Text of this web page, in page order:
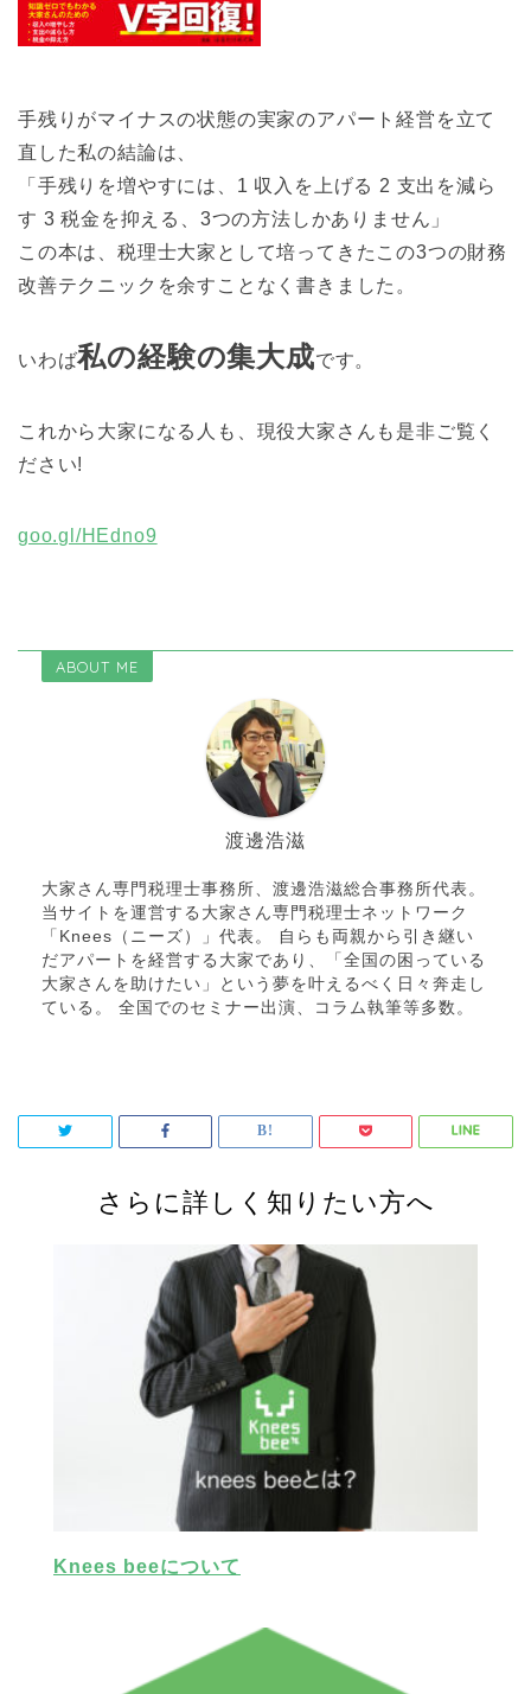
手残りがマイナスの状態の実家のアパート経営を立て
直した私の結論は、
「手残りを増やすには、1 収入を上げる 2 支出を減ら
す 3 税金を抑える、3つの方法しかありません」
この本は、税理士大家として培ってきたこの3つの財務
改善テクニックを余すことなく書きました。
いわば私の経験の集大成です。
これから大家になる人も、現役大家さんも是非ご覧く
ださい!
goo.gl/HEdno9
ABOUT ME
渡邊浩滋
大家さん専門税理士事務所、渡邊浩滋総合事務所代表。
当サイトを運営する大家さん専門税理士ネットワーク
「Knees（ニーズ）」代表。 自らも両親から引き継い
だアパートを経営する大家であり、「全国の困っている
大家さんを助けたい」という夢を叶えるべく日々奔走し
ている。 全国でのセミナー出演、コラム執筆等多数。
さらに詳しく知りたい方へ
Knees beeについて